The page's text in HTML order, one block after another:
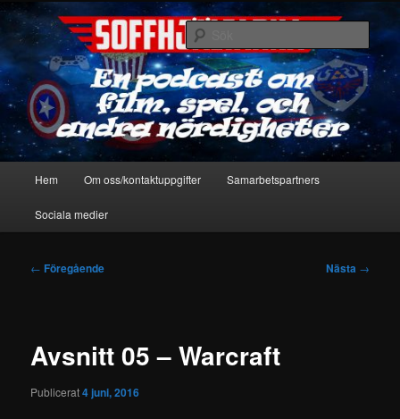
Hoppa
primärt
innehållSoffhjältarna
En podcast om film, spel & andra nördigheter
Sök
Hem Om oss/kontaktuppgifter Samarbetspartners
Sociala medier
Inläggsnavigering
← Föregående Nästa →
Avsnitt 05 – Warcraft
Publicerat4 juni, 2016